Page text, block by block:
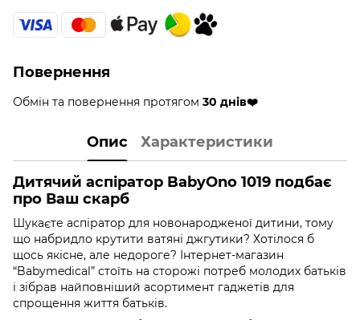
Повернення
Обмін та повернення протягом 30 днів❤️
Опис Характеристики
Дитячий аспіратор BabyOno 1019 подбає
про Ваш скарб
Шукаєте аспіратор для новонародженої дитини, тому
що набридло крутити ватяні джгутики? Хотілося б
щось якісне, але недороге? Інтернет-магазин
“Babymedical” стоїть на сторожі потреб молодих батьків
і зібрав найповніший асортимент гаджетів для
спрощення життя батьків.